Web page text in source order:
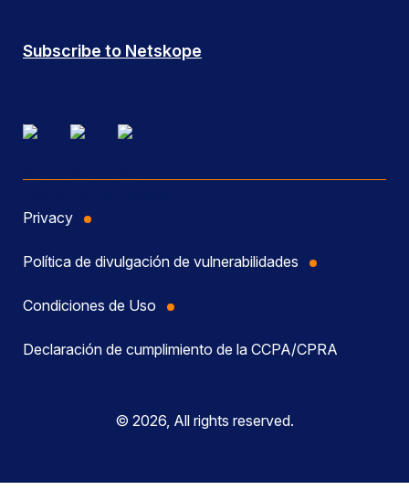
Subscribe to Netskope
Privacy
Política de divulgación de vulnerabilidades
Condiciones de Uso
Declaración de cumplimiento de la CCPA/CPRA
© 2026, All rights reserved.